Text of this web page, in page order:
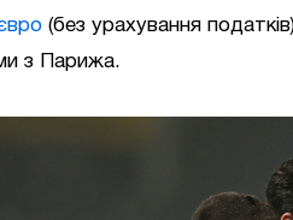
(без урахування
з Парижа.